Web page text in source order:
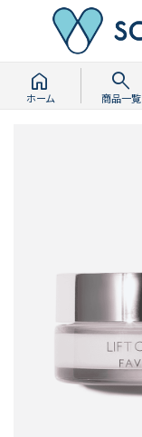
home
ホーム
search
商品一覧